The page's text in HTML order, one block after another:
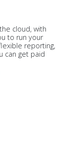
cloud, with
to run your
reporting,
can get paid